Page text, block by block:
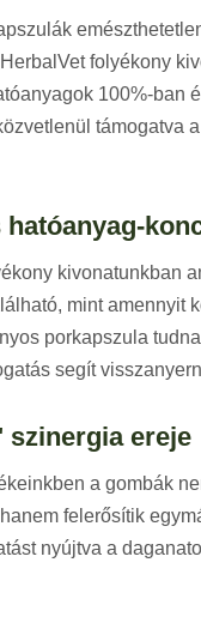
folyékony
100%-ban
támogatva
hatóanyag-
kivonatunkban
mint amennyit
porkapszula
segít
szinergia ereje
a gombák
felerősítik
nyújtva a